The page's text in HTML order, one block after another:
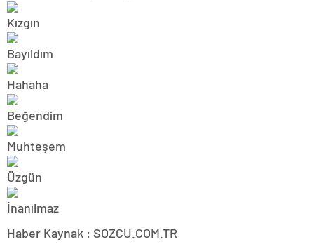
Haber Kaynak : SOZCU.COM.TR